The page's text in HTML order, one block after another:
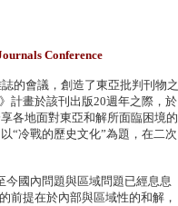
Conference
的會議，創造了東亞批判刊物之
計畫於該刊出版20週年之際，於
各地面對東亞和解所面臨困境的
“冷戰的歷史文化”為題，在二次
國內問題與區域問題已經息息
前提在於內部與區域性的和解，